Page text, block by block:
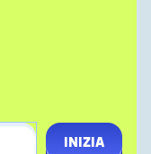
INIZIA